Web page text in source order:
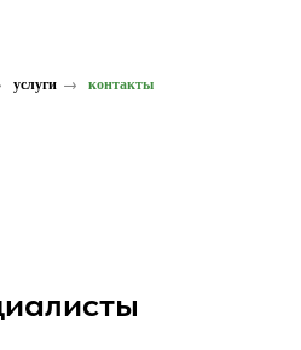
услуги → контакты